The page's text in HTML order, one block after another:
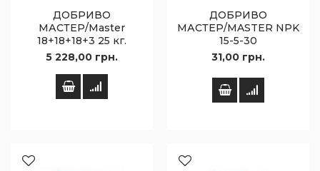
ДОБРИВО
МАСТЕР/Master
18+18+18+3 25 кг.
5 228,00 грн.
ДОБРИВО
МАСТЕР/MASTER NPK
15-5-30
31,00 грн.